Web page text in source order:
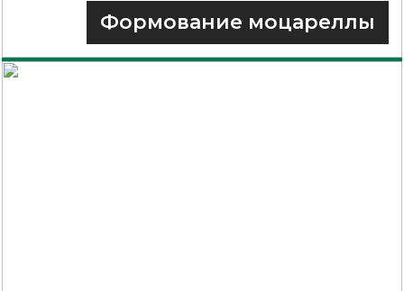
Формование моцареллы